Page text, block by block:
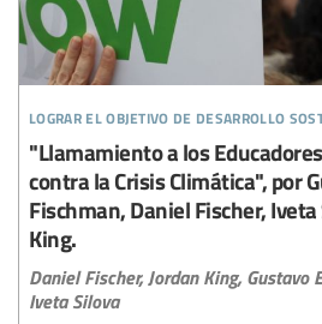
lograr el objetivo de desarrollo
"Llamamiento a los
contra la Crisis Climática", por
Fischman, Daniel Fischer, Iveta
King.
Daniel Fischer,Jordan King, Gustavo
Iveta Silova